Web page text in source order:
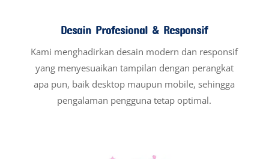
Desain Profesional & Responsif
Kami menghadirkan desain modern dan responsif
yang menyesuaikan tampilan dengan perangkat
apa pun, baik desktop maupun mobile, sehingga
pengalaman pengguna tetap optimal.